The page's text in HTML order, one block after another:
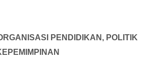
PENDIDIKAN, POLITIK